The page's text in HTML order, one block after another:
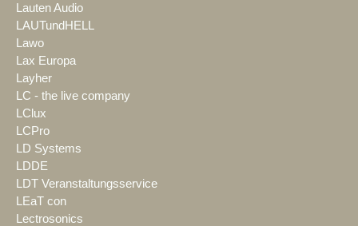
Lauten Audio
LAUTundHELL
Lawo
Lax Europa
Layher
LC - the live company
LClux
LCPro
LD Systems
LDDE
LDT Veranstaltungsservice
LEaT con
Lectrosonics